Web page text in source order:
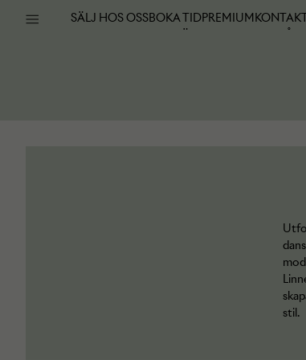
SÄLJ HOS OSSBOKA TIDPREMIUM
VARUMÄRKEN VANLIGA
stil.